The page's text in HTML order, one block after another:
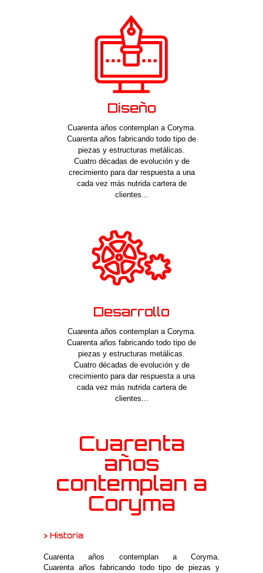
Diseño
Cuarenta años contemplan a Coryma.
Cuarenta años fabricando todo tipo de
piezas y estructuras metálicas.
Cuatro décadas de evolución y de
crecimiento para dar respuesta a una
cada vez más nutrida cartera de
clientes...
Desarrollo
Cuarenta años contemplan a Coryma.
Cuarenta años fabricando todo tipo de
piezas y estructuras metálicas.
Cuatro décadas de evolución y de
crecimiento para dar respuesta a una
cada vez más nutrida cartera de
clientes...
Cuarenta
años
contemplan a
Coryma
> Historia
Cuarenta años contemplan a Coryma.
Cuarenta años fabricando todo tipo de piezas y